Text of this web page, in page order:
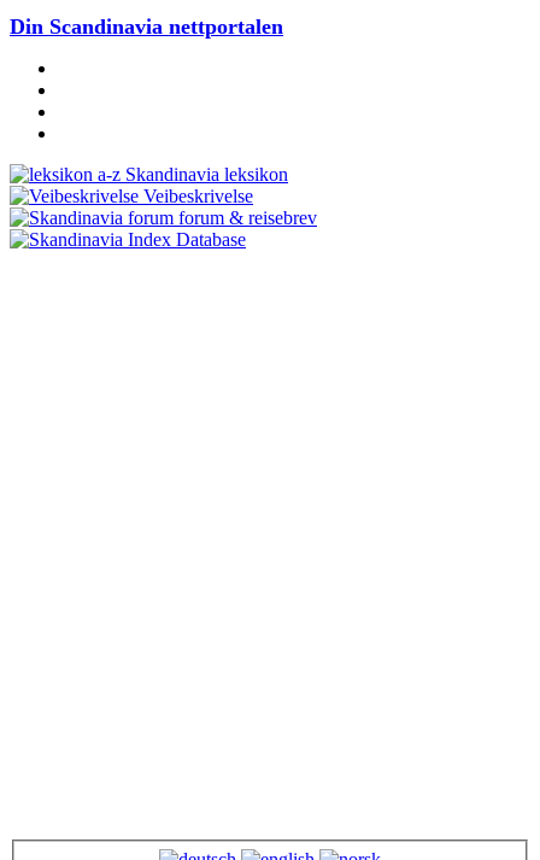
Din Scandinavia nettportalen
Skandinavia leksikon
Veibeskrivelse
forum & reisebrev
Database